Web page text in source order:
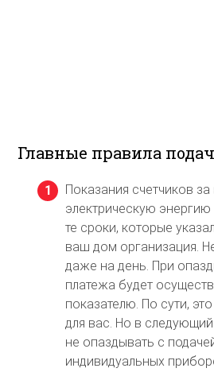
Главные правила
Показания счетчиков за
электрическую
те сроки, которые
ваш дом организация.
даже на день. При
платежа будет
показателю. По сути,
для вас. Но в
не опаздывать с
индивидуальных